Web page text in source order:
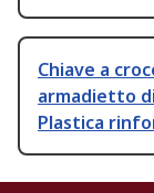
Chiave a
armadietto
Plastica